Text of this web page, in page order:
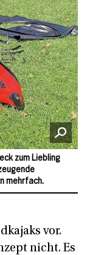
vor.
nicht. Es
zum Liebling
mehrfach.